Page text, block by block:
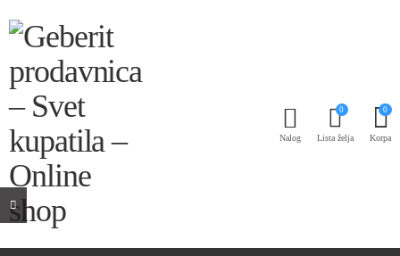
Nalog
0
Lista želja
0
Korpa